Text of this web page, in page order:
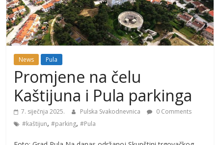
News Pula
Promjene na čelu
Kaštijuna i Pula parkinga
7. siječnja 2025. Pulska Svakodnevnica
0 Comments
#kaštijun,#parking,#Pula